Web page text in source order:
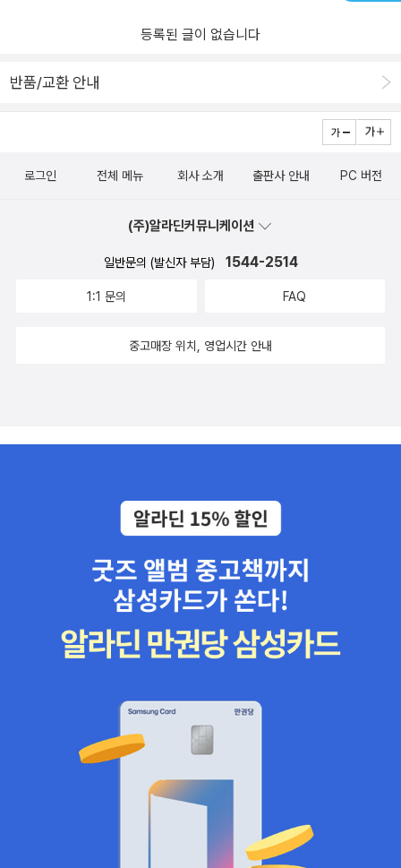
통계적 이해도인데... 이러한 것이 그렇게 어려운 것이 아니고, 우리
나라 고등과정을 졸업한 사람이라면 다 배웠던 수준임은 현업을 하면
돌..같은 고등 교재를 꺼내보기는 쉽지않고, 물제풀이식 교재들을 다
럼 참 어울리는 책이라고 추천하고 싶습니다. 개인적으로 IT업계 책
중에 가벼운 주제를 아기자기에게 푸는 책들은 일본인 저자가 작성한
책들이 많습니다. 영어책의 감성과는 다른 뭔가 가벼우면서도 막상
되는데... 이책도 그러한 톤을 그대로 보여주는 책이라고 할 수 있습니
다. 단순히 읽을 수 있는 책이라고 생각하기에는 내용이 깊이가 있
고, 증명을 나열한 부분은 '맞아.. 그랬어...'하며 몇번 읽어보게하는
네.. 그런 후배도 있더군요(전 옛날 사람이라..) 이책에서 그러한 부분
이유입니다. 후배에게 권해주었는데... 소감은 조금은 어렵다... 그래
가 이름은 아는데... 기억이 안나는 공식, 정리들이 궁금해 하는 경력
등록된 글이 없습니다
반품/교환 안내
로그인 전체 메뉴 회사 소개 출판사 안내 PC 버전
(주)알라딘커뮤니케이션
일반문의 (발신자 부담) 1544-2514
1:1 문의 FAQ
중고매장 위치, 영업시간 안내